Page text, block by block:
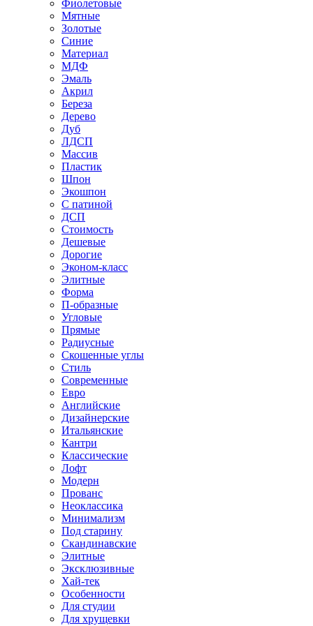
Фиолетовые
Мятные
Золотые
Синие
Материал
МДФ
Эмаль
Акрил
Береза
Дерево
Дуб
ЛДСП
Массив
Пластик
Шпон
Экошпон
С патиной
ДСП
Стоимость
Дешевые
Дорогие
Эконом-класс
Элитные
Форма
П-образные
Угловые
Прямые
Радиусные
Скошенные углы
Стиль
Современные
Евро
Английские
Дизайнерские
Итальянские
Кантри
Классические
Лофт
Модерн
Прованс
Неоклассика
Минимализм
Под старину
Скандинавские
Элитные
Эксклюзивные
Хай-тек
Особенности
Для студии
Для хрущевки